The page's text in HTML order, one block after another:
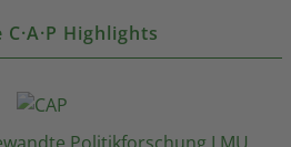
C·A·P Highlights